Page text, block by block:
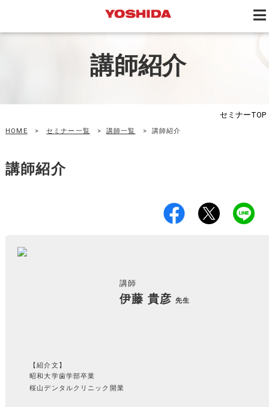
講師紹介
セミナーTOP
HOME > セミナー一覧 > 講師一覧 > 講師紹介
講師紹介
講師
伊藤 貴彦 先生
【紹介文】
昭和大学歯学部卒業
桜山デンタルクリニック開業